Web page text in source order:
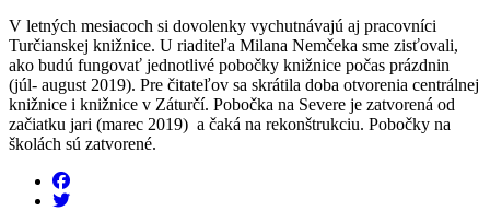
V letných mesiacoch si dovolenky vychutnávajú aj pracovníci
Turčianskej knižnice. U riaditeľa Milana Nemčeka sme zisťovali,
ako budú fungovať jednotlivé pobočky knižnice počas prázdnin
(júl- august 2019). Pre čitateľov sa skrátila doba otvorenia centrálnej
knižnice i knižnice v Záturčí. Pobočka na Severe je zatvorená od
začiatku jari (marec 2019) a čaká na rekonštrukciu. Pobočky na
školách sú zatvorené.